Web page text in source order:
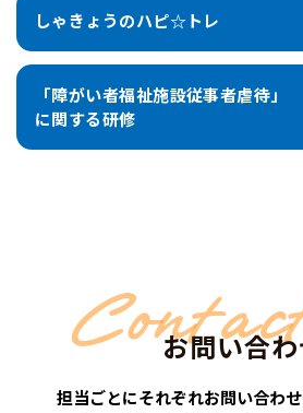
しゃきょうのハピ☆トレ
「障がい者福祉施設従事者虐待」
に関する研修
お問い合
担当ごとにそれぞれお問い合わせ